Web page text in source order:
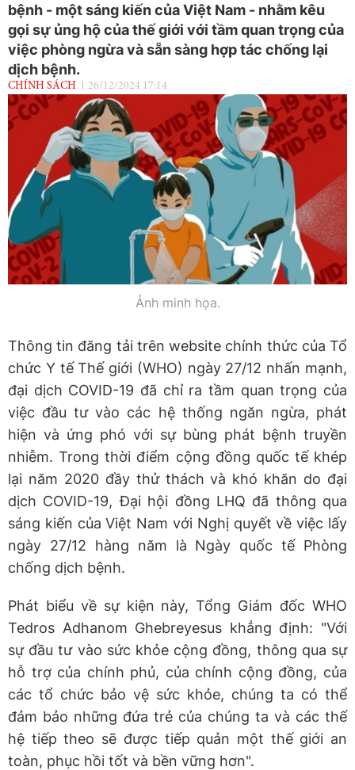
bệnh - một sáng kiến của Việt Nam - nhằm kêu
gọi sự ủng hộ của thế giới với tầm quan trọng của
việc phòng ngừa và sẵn sàng hợp tác chống lại
dịch bệnh.
CHÍNH SÁCH 26/12/2024 17:14
Ảnh minh họa.
Thông tin đăng tải trên website chính thức của Tổ
chức Y tế Thế giới (WHO) ngày 27/12 nhấn mạnh,
đại dịch COVID-19 đã chỉ ra tầm quan trọng của
việc đầu tư vào các hệ thống ngăn ngừa, phát
hiện và ứng phó với sự bùng phát bệnh truyền
nhiễm. Trong thời điểm cộng đồng quốc tế khép
lại năm 2020 đầy thử thách và khó khăn do đại
dịch COVID-19, Đại hội đồng LHQ đã thông qua
sáng kiến của Việt Nam với Nghị quyết về việc lấy
ngày 27/12 hàng năm là Ngày quốc tế Phòng
chống dịch bệnh.
Phát biểu về sự kiện này, Tổng Giám đốc WHO
Tedros Adhanom Ghebreyesus khẳng định: "Với
sự đầu tư vào sức khỏe cộng đồng, thông qua sự
hỗ trợ của chính phủ, của chính cộng đồng, của
các tổ chức bảo vệ sức khỏe, chúng ta có thể
đảm bảo những đứa trẻ của chúng ta và các thế
hệ tiếp theo sẽ được tiếp quản một thế giới an
toàn, phục hồi tốt và bền vững hơn".